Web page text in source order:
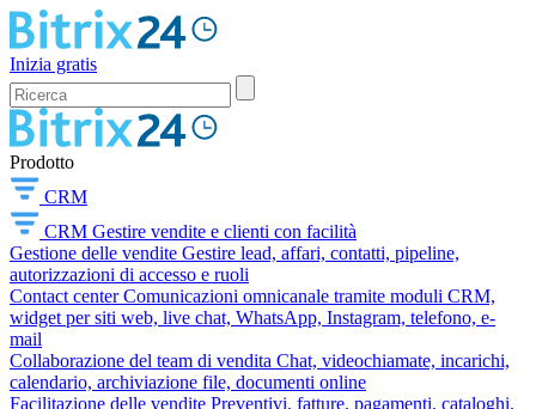
Inizia gratis
Prodotto
CRM
CRM Gestire vendite e clienti con facilità
Gestione delle vendite Gestire lead, affari, contatti, pipeline,
autorizzazioni di accesso e ruoli
Contact center Comunicazioni omnicanale tramite moduli CRM,
widget per siti web, live chat, WhatsApp, Instagram, telefono, e-
mail
Collaborazione del team di vendita Chat, videochiamate, incarichi,
calendario, archiviazione file, documenti online
Facilitazione delle vendite Preventivi, fatture, pagamenti, cataloghi,